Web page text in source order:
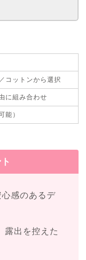
コットンから選択
に組み合わせ
能）
感のあるデ
露出を控えた